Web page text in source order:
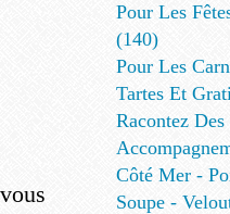
Pour Les
(140)
Pour Les
Tartes Et
Racontez
Côté Mer -
Soupe -